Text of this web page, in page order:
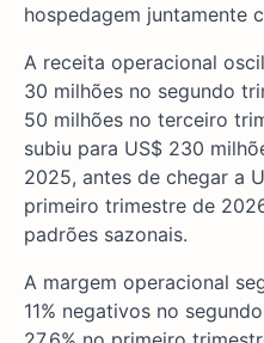
hospedagem juntamente
A receita operacional
30 milhões no segundo
50 milhões no terceiro
subiu para US$ 230
2025, antes de chegar a
primeiro trimestre de
padrões sazonais.
A margem operacional
11% negativos no